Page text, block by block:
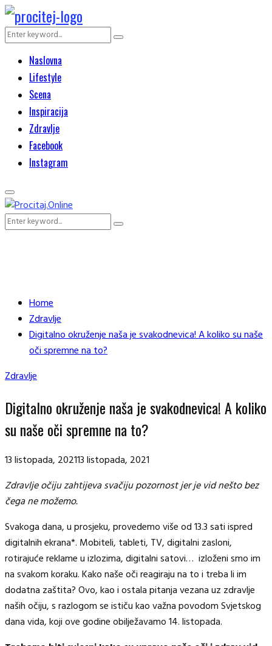
Search
Search
Naslovna
Lifestyle
Scena
Inspiracija
Zdravlje
Facebook
Instagram
Primary
Menu
Search
Search
Home
Zdravlje
Digitalno okruženje naša je svakodnevica! A koliko su naše
oči spremne na to?
Zdravlje
Digitalno okruženje naša je svakodnevica! A koliko
su naše oči spremne na to?
13 listopada, 202113 listopada, 2021
Zdravlje očiju zahtijeva svačiju pozornost jer je vid nešto bez
čega ne možemo.
Svakoga dana, u prosjeku, provedemo više od 13.3 sati ispred
digitalnih ekrana*. Mobiteli, tableti, TV, digitalni zasloni,
rotirajuće reklame u izlozima, digitalni satovi… izloženi smo im
na svakom koraku. Kako naše oči reagiraju na to i treba li im
dodatna zaštita? Ovo, kao i ostala pitanja vezana uz zdravlje
naših očiju, s razlogom se ističu kao važna povodom Svjetskog
dana vida, koji ove godine obilježavamo 14. listopada.